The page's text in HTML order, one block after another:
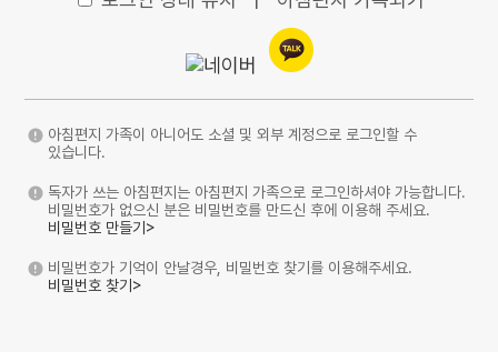
아침편지 가족이 아니어도 소셜 및 외부 계정으로 로그인할 수
있습니다.
독자가 쓰는 아침편지는 아침편지 가족으로 로그인하셔야 가능합니다.
비밀번호가 없으신 분은 비밀번호를 만드신 후에 이용해 주세요.
비밀번호 만들기>
비밀번호가 기억이 안날경우, 비밀번호 찾기를 이용해주세요.
비밀번호 찾기>